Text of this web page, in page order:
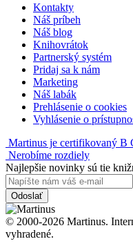
Kontakty
Náš príbeh
Náš blog
Knihovrátok
Partnerský systém
Pridaj sa k nám
Marketing
Náš labák
Prehlásenie o cookies
Vyhlásenie o
Martinus je certifikovaný B
Nerobíme rozdiely
Najlepšie novinky sú tie
Odoslať
© 2000-2026 Martinus.
vyhradené.